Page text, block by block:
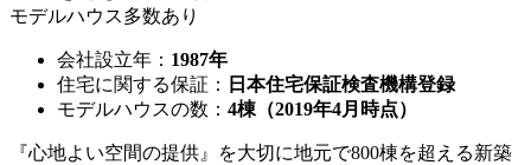
モデルハウス多数あり
会社設立年： 1987年
住宅に関する保証：
日本住宅保証検査機構登録
モデルハウスの数： 4棟（2019年4月時点）
『心地よい空間の提供』を大切に地元で800棟を超える新築